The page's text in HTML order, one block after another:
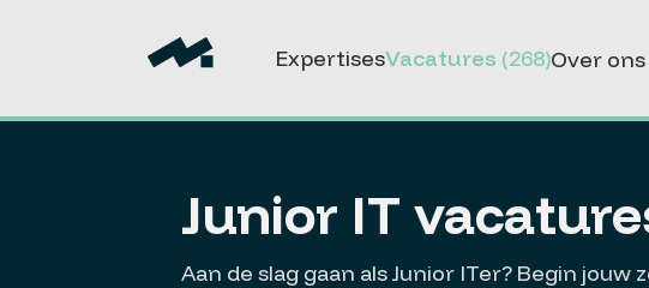
ExpertisesVacatures (268)Over ons
Junior IT
Aan de slag gaan als Junior ITer? Begin jouw